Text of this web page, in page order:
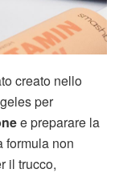
creato nello
per
e preparare la
formula non
il trucco,